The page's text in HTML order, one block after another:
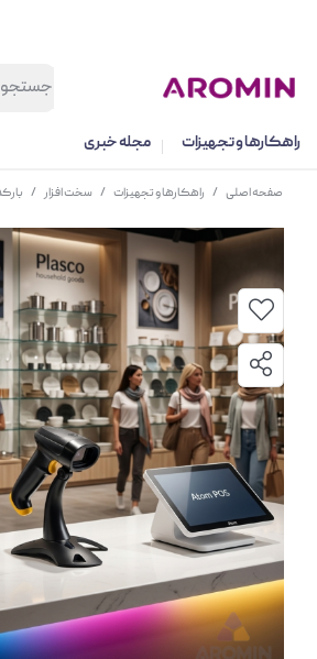
راهکارها و تجهیزات مجله خبری
صفحه اصلی / راهکارها و تجهیزات / سخت افزار /